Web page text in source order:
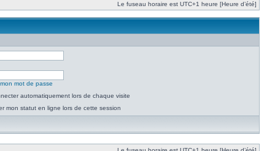
Le fuseau horaire est UTC+1 heure [Heure d’été]
mot de passe
automatiquement lors de chaque visite
mon statut en ligne lors de cette session